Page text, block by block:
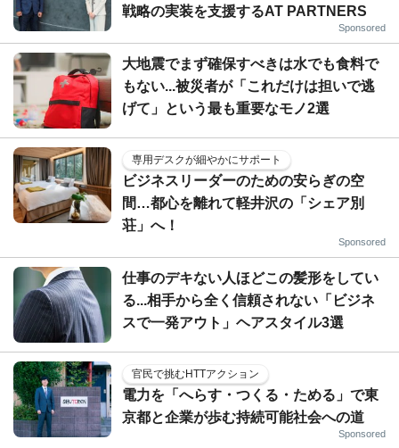
戦略の実装を支援するAT PARTNERS
Sponsored
大地震でまず確保すべきは水でも食料で
もない...被災者が「これだけは担いで逃
げて」という最も重要なモノ2選
専用デスクが細やかにサポート
ビジネスリーダーのための安らぎの空
間…都心を離れて軽井沢の「シェア別
荘」へ！
Sponsored
仕事のデキない人ほどこの髪形をしてい
る...相手から全く信頼されない「ビジネ
スで一発アウト」ヘアスタイル3選
官民で挑むHTTアクション
電力を「へらす・つくる・ためる」で東
京都と企業が歩む持続可能社会への道
Sponsored